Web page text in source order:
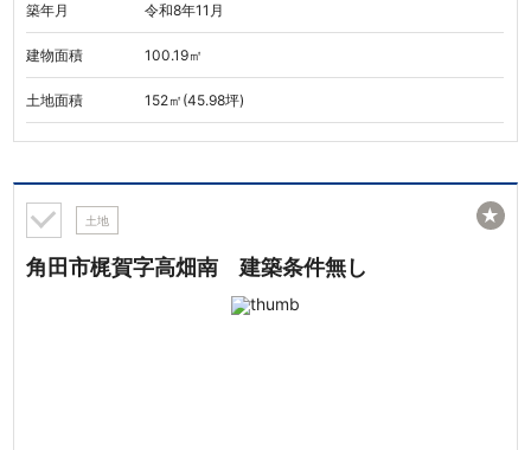
築年月 令和8年11月
建物面積 100.19㎡
土地面積 152㎡(45.98坪)
土地
角田市梶賀字高畑南 建築条件無し
★